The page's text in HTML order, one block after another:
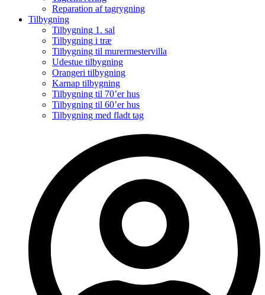
Reparation af tagrygning
Tilbygning
Tilbygning 1. sal
Tilbygning i træ
Tilbygning til murermestervilla
Udestue tilbygning
Orangeri tilbygning
Karnap tilbygning
Tilbygning til 70’er hus
Tilbygning til 60’er hus
Tilbygning med fladt tag